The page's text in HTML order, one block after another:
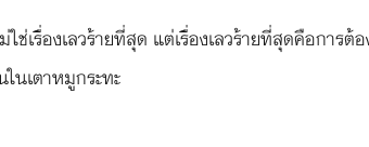
ช่เรื่องเลวร้ายที่สุด แต่เรื่องเลวร้ายที่สุดคือกา
นเตาหมูกระทะ